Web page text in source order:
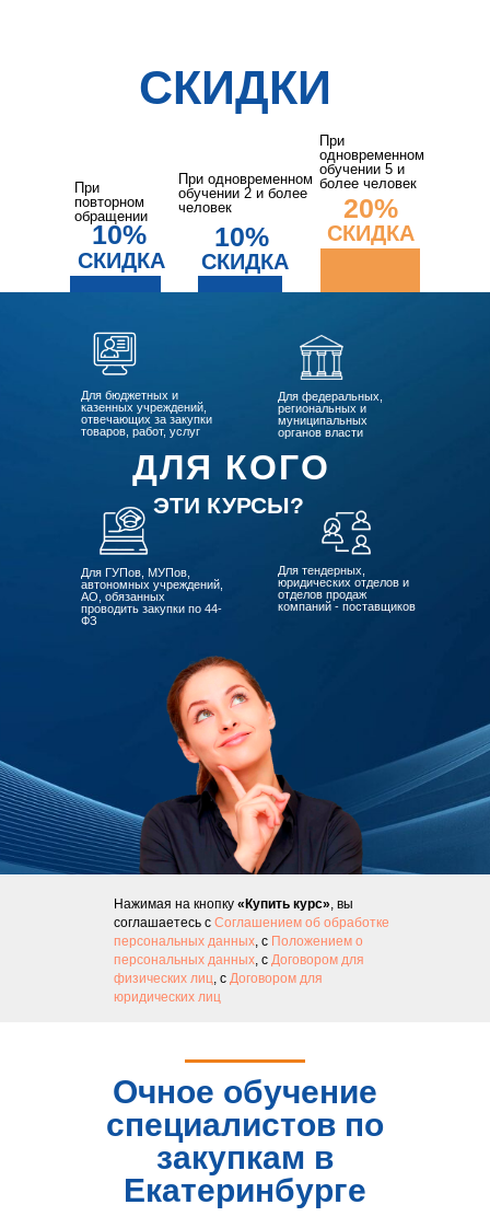
10%
20%
10%
При
повторном
обращении
СКИДКА
При одновременном
обучении 2 и более
человек
СКИДКА
При
одновременном
обучении 5 и
более человек
СКИДКА
СКИДКИ
ДЛЯ КОГО
ЭТИ КУРСЫ?
Для федеральных,
региональных и
муниципальных
органов власти
Для тендерных,
юридических отделов и
отделов продаж
компаний - поставщиков
Для бюджетных и
казенных учреждений,
отвечающих за закупки
товаров, работ, услуг
Для ГУПов, МУПов,
автономных учреждений,
АО, обязанных
проводить закупки по 44-
ФЗ
Нажимая на кнопку «Купить курс», вы
соглашаетесь с Соглашением об обработке
персональных данных, с Положением о
персональных данных, с Договором для
физических лиц, с Договором для
юридических лиц
Очное обучение
специалистов по
закупкам в
Екатеринбурге